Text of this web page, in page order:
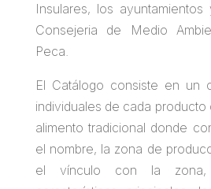
Insulares, los
Consejeria de Medio
Peca.
El Catálogo consiste en un
individuales de cada
alimento tradicional donde
el nombre, la zona de
el vínculo con la